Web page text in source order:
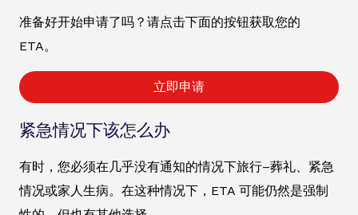
准备好开始申请了吗？请点击下面的按钮获取您的
ETA。
立即申请
紧急情况下该怎么办
有时，您必须在几乎没有通知的情况下旅行–葬礼、紧急
情况或家人生病。在这种情况下，ETA 可能仍然是强制